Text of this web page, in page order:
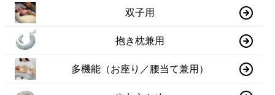
双子用
抱き枕兼用
多機能（お座り／腰当て兼用）